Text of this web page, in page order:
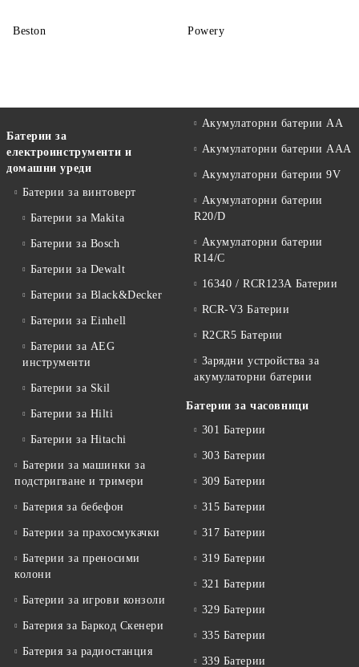
Beston Powery
Батерии за
електроинструменти и
домашни уреди
Батерии за винтоверт
Батерии за Makita
Батерии за Bosch
Батерии за Dewalt
Батерии за Black&Decker
Батерии за Einhell
Батерии за AEG
инструменти
Батерии за Skil
Батерии за Hilti
Батерии за Hitachi
Батерии за машинки за
подстригване и тримери
Батерия за бебефон
Батерии за прахосмукачки
Батерии за преносими
колони
Батерии за игрови конзоли
Батерия за Баркод Скенери
Батерия за радиостанция
Акумулаторни батерии АА
Акумулаторни батерии AAA
Акумулаторни батерии 9V
Акумулаторни батерии
R20/D
Акумулаторни батерии
R14/C
16340 / RCR123A Батерии
RCR-V3 Батерии
R2CR5 Батерии
Зарядни устройства за
акумулаторни батерии
Батерии за часовници
301 Батерии
303 Батерии
309 Батерии
315 Батерии
317 Батерии
319 Батерии
321 Батерии
329 Батерии
335 Батерии
339 Батерии